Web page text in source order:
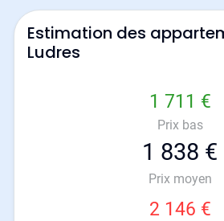
Estimation des
Ludres
1 711 €
Prix bas
1 838 €
Prix moyen
2 146 €